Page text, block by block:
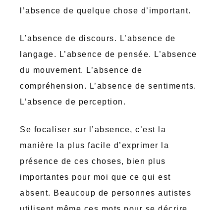
l’absence de quelque chose d’important.
L’absence de discours. L’absence de
langage. L’absence de pensée. L’absence
du mouvement. L’absence de
compréhension. L’absence de sentiments.
L’absence de perception.
Se focaliser sur l’absence, c’est la
manière la plus facile d’exprimer la
présence de ces choses, bien plus
importantes pour moi que ce qui est
absent. Beaucoup de personnes autistes